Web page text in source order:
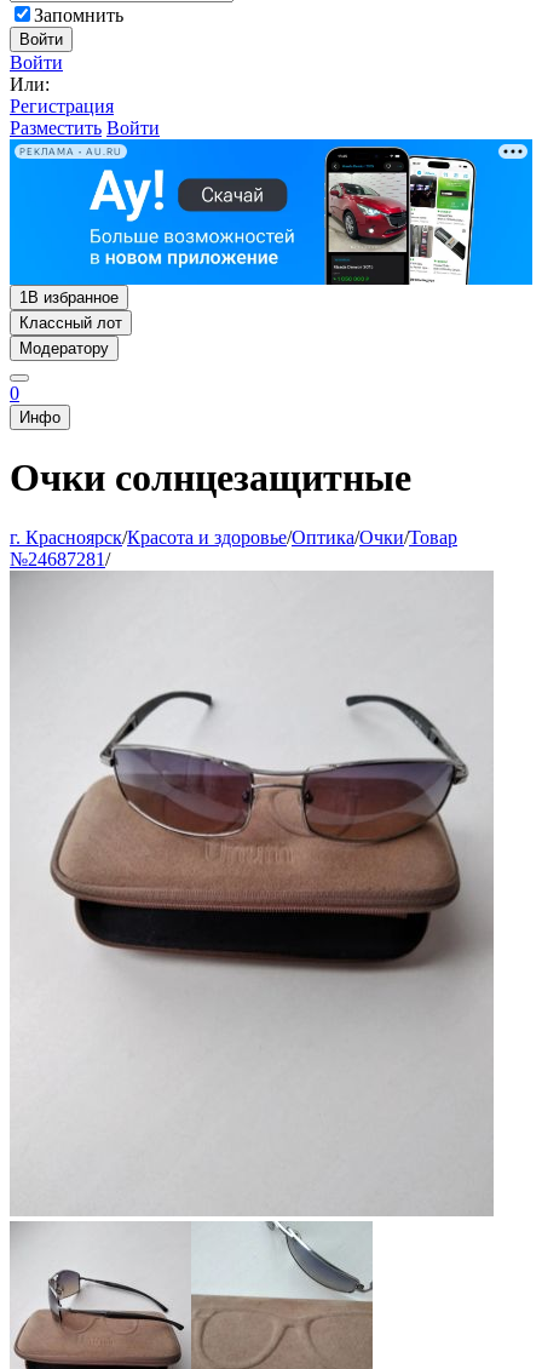
Запомнить
Войти
Войти
Или:
Регистрация
Разместить Войти
РЕКЛАМА • AU.RU
1В избранное
Классный лот
Модератору
0
Инфо
Очки солнцезащитные
г. Красноярск/Красота и здоровье/Оптика/Очки/Товар
№24687281/